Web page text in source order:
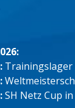
SH Netz Cup